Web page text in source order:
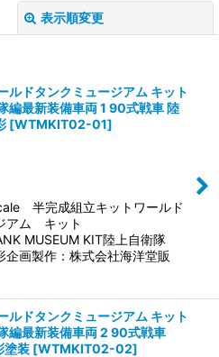
表示順変更
絞り込む
ルドタンクミュージアム キット
編最新装備車両 1 90式戦車 陸
[WTMKIT02-01]
半完成組立キットワールド
アム キット
MUSEUM KIT陸上自衛隊
企画製作：株式会社海洋堂販
ルドタンクミュージアム キット
編最新装備車両 2 90式戦車
塗装 [WTMKIT02-02]